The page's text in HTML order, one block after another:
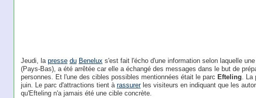
Jeudi, la presse du Beneluxs'est fait l'écho d'une information selon laquelle
(Pays-Bas), a été arrêtée car elle a échangé des messages dans le but de
personnes. Et l'une des cibles possibles mentionnées était le parc Efteling. La
juin. Le parc d'attractions tient à rassurerles visiteurs en indiquant que les
qu'Efteling n'a jamais été une cible concrète.